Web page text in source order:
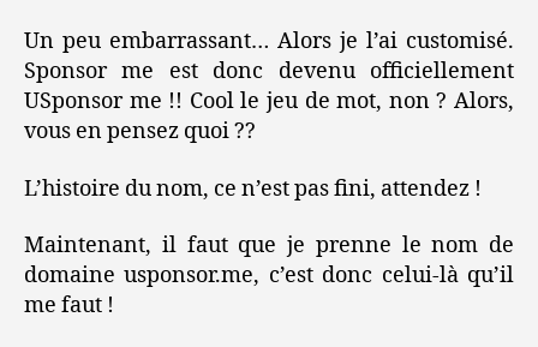
Un peu embarrassant… Alors je l’ai customisé.
Sponsor me est donc devenu officiellement
USponsor me !! Cool le jeu de mot, non ? Alors,
vous en pensez quoi ??
L’histoire du nom, ce n’est pas fini, attendez !
Maintenant, il faut que je prenne le nom de
domaine usponsor.me, c’est donc celui-là qu’il
me faut !